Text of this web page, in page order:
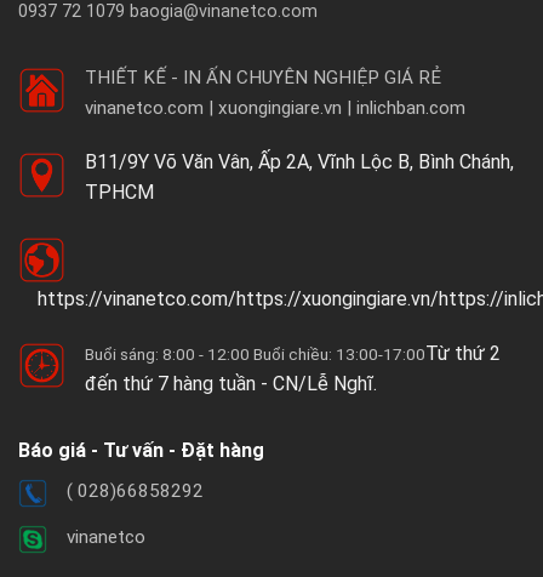
0937 72 1079 baogia@vinanetco.com
THIẾT KẾ - IN ẤN CHUYÊN NGHIỆP GIÁ RẺ
vinanetco.com | xuongingiare.vn | inlichban.com
B11/9Y Võ Văn Vân, Ấp 2A, Vĩnh Lộc B, Bình Chánh,
TPHCM
https://vinanetco.com/https://xuongingiare.vn/https://
Buổi sáng: 8:00 - 12:00 Buổi chiều: 13:00-17:00Từ thứ 2
đến thứ 7 hàng tuần - CN/Lễ Nghĩ.
Báo giá - Tư vấn - Đặt hàng
( 028)66858292
vinanetco